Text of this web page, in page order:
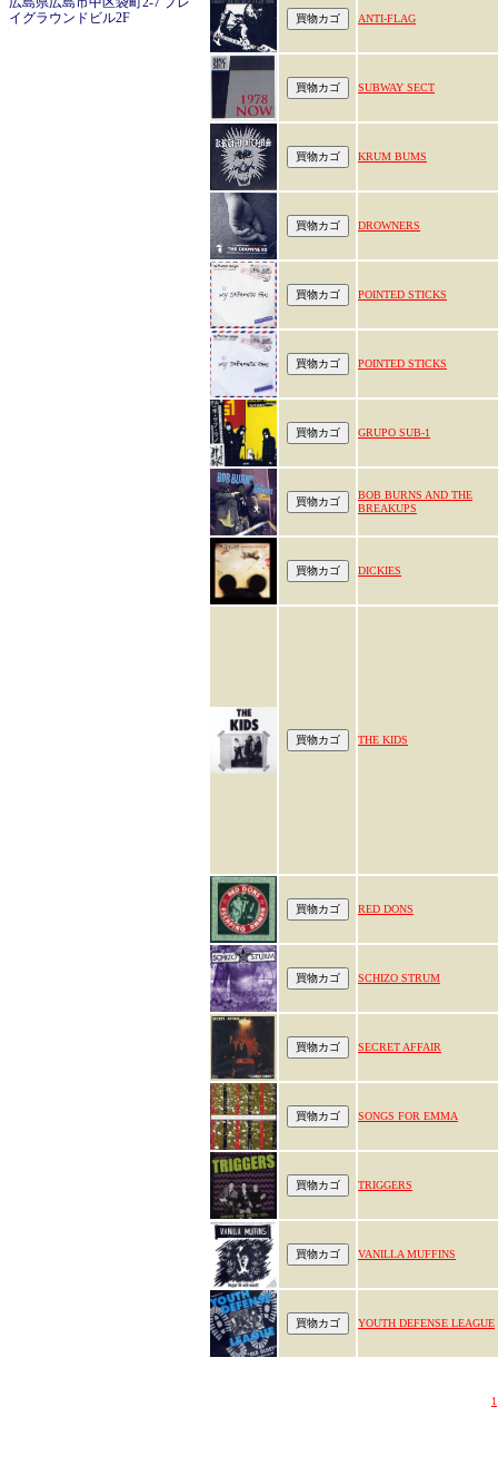
イグラウンドビル2F
ANTI-FLAG
SUBWAY SECT
KRUM BUMS
DROWNERS
POINTED STICKS
POINTED STICKS
GRUPO SUB-1
BOB BURNS AND THE
BREAKUPS
DICKIES
THE KIDS
RED DONS
SCHIZO STRUM
SECRET AFFAIR
SONGS FOR EMMA
TRIGGERS
VANILLA MUFFINS
YOUTH DEFENSE LEAGUE
1